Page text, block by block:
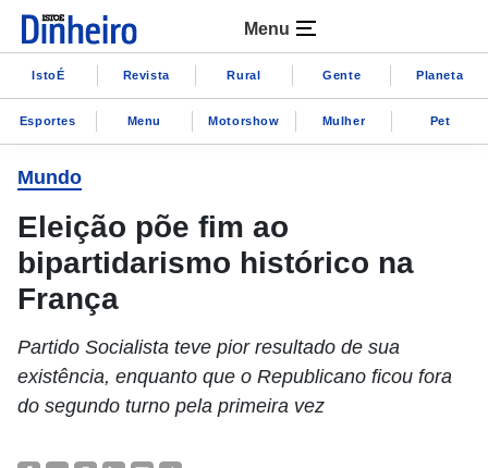
Menu
IstoÉ Revista Rural Gente Planeta
Esportes Menu Motorshow Mulher Pet
Mundo
Eleição põe fim ao
bipartidarismo histórico na
França
Partido Socialista teve pior resultado de sua
existência, enquanto que o Republicano ficou fora
do segundo turno pela primeira vez